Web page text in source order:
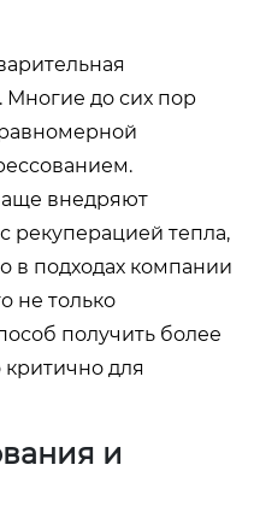
Многие до сих пор
внедряют
рекуперацией тепла,
в подходах компании
не только
получить более
критично для
и